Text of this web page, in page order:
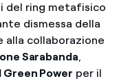
del ring metafisico
dismessa della
alla collaborazione
Sarabanda,
Green Power per il